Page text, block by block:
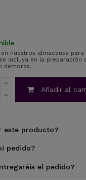
en nuestros almacenes para
incluya en la preparación
demoras.
Añadir al
este producto?
pedido?
el pedido?